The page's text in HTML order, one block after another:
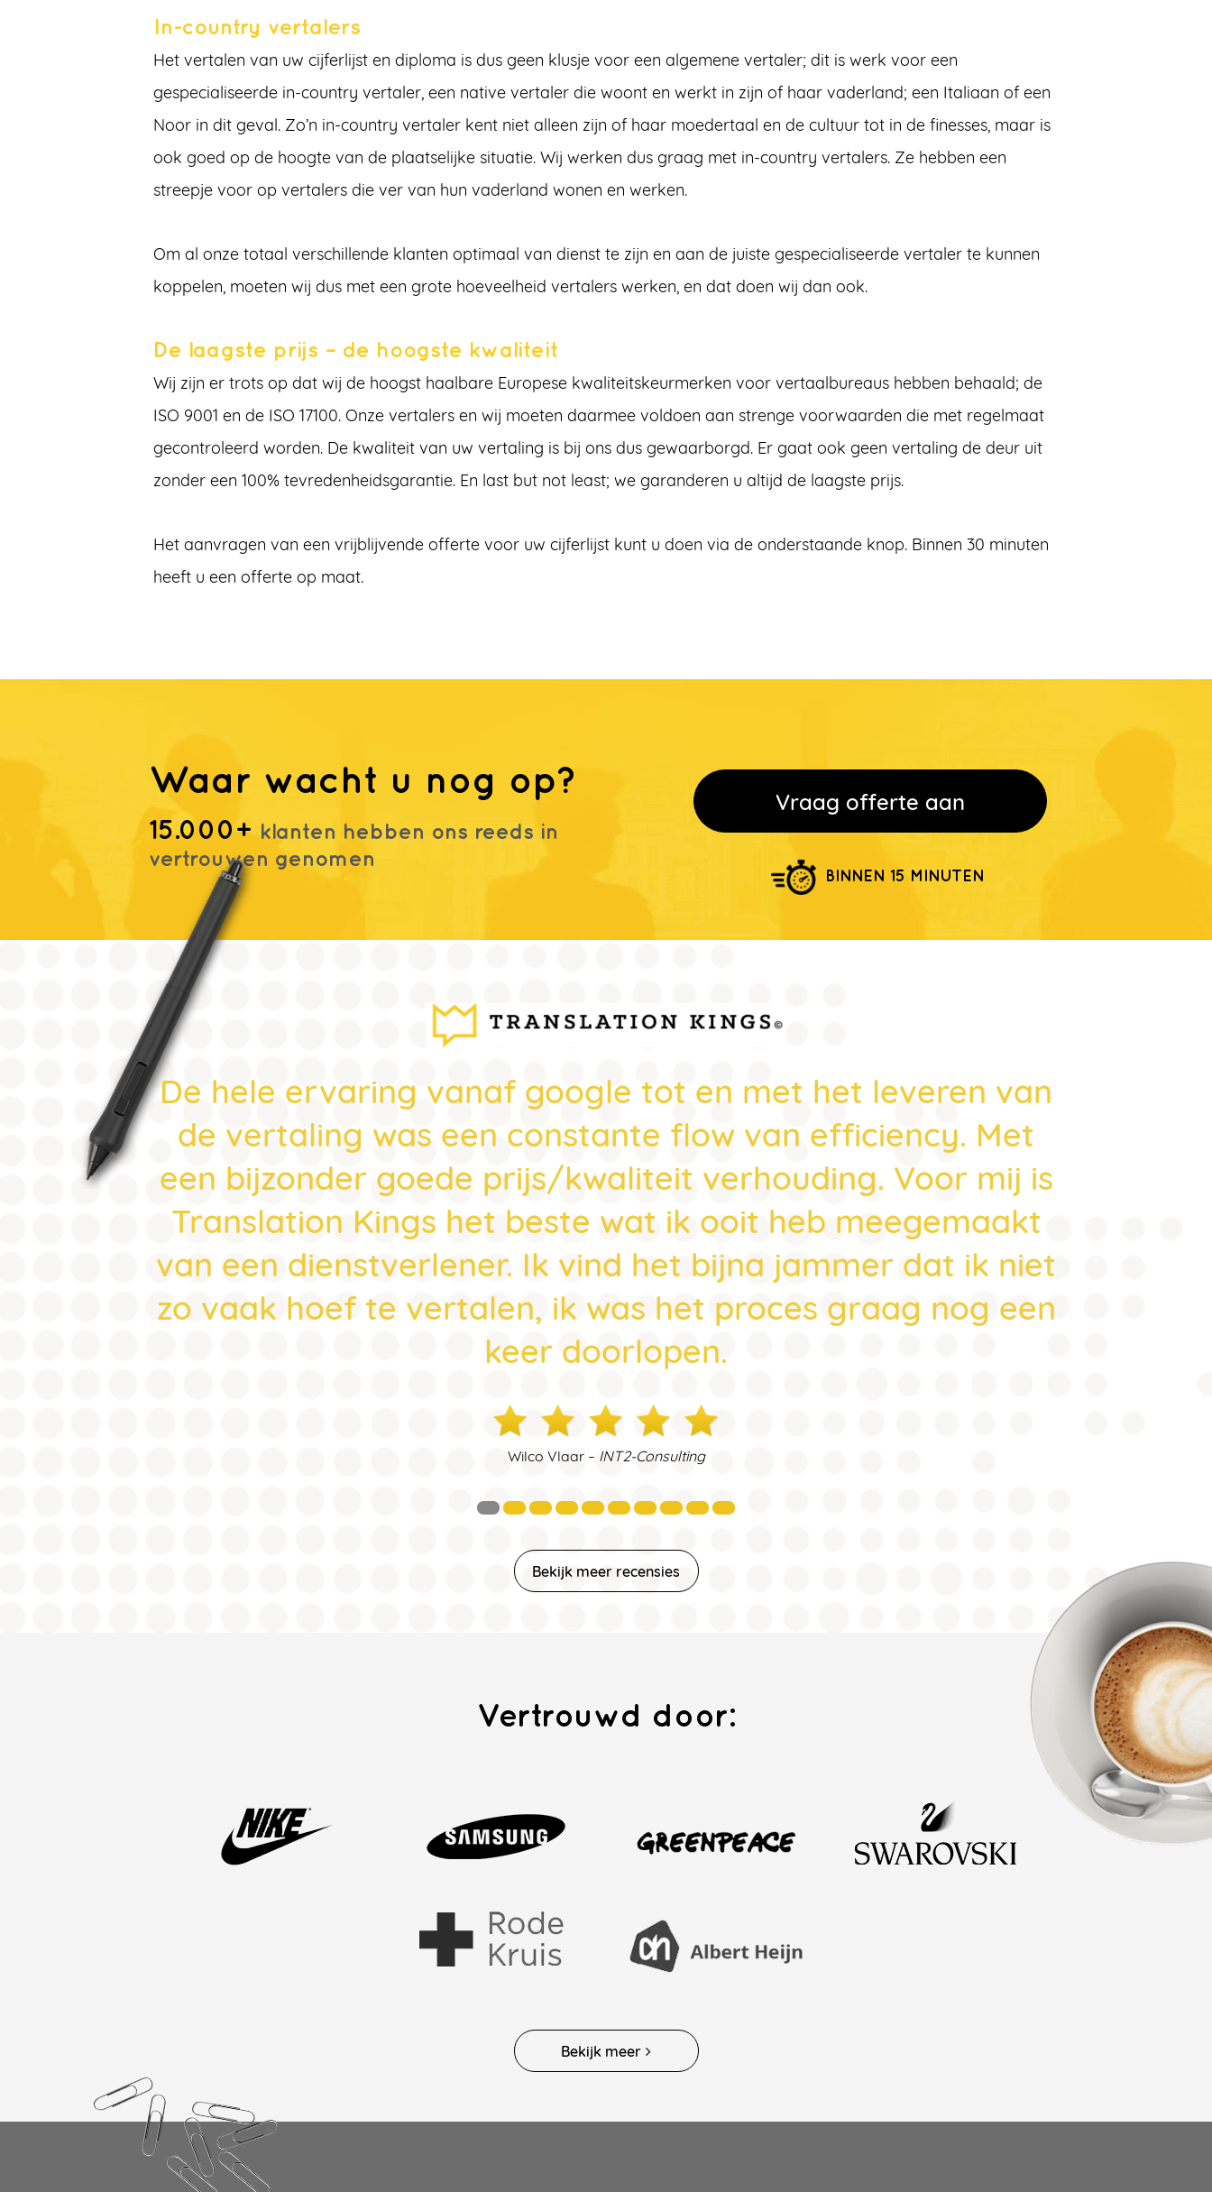
In-country vertalers
Het vertalen van uw cijferlijst en diploma is dus geen klusje voor een algemene vertaler; dit is werk voor een
gespecialiseerde in-country vertaler, een native vertaler die woont en werkt in zijn of haar vaderland; een Italiaan of een
Noor in dit geval. Zo’n in-country vertaler kent niet alleen zijn of haar moedertaal en de cultuur tot in de finesses, maar is
ook goed op de hoogte van de plaatselijke situatie. Wij werken dus graag met in-country vertalers. Ze hebben een
streepje voor op vertalers die ver van hun vaderland wonen en werken.
Om al onze totaal verschillende klanten optimaal van dienst te zijn en aan de juiste gespecialiseerde vertaler te kunnen
koppelen, moeten wij dus met een grote hoeveelheid vertalers werken, en dat doen wij dan ook.
De laagste prijs – de hoogste kwaliteit
Wij zijn er trots op dat wij de hoogst haalbare Europese kwaliteitskeurmerken voor vertaalbureaus hebben behaald; de
ISO 9001 en de ISO 17100. Onze vertalers en wij moeten daarmee voldoen aan strenge voorwaarden die met regelmaat
gecontroleerd worden. De kwaliteit van uw vertaling is bij ons dus gewaarborgd. Er gaat ook geen vertaling de deur uit
zonder een 100% tevredenheidsgarantie. En last but not least; we garanderen u altijd de laagste prijs.
Het aanvragen van een vrijblijvende offerte voor uw cijferlijst kunt u doen via de onderstaande knop. Binnen 30 minuten
heeft u een offerte op maat.
Waar wacht u nog op?
15.000+klanten hebben ons reeds in
vertrouwen genomen
Vraag offerte aan
BINNEN 15 MINUTEN
De hele ervaring vanaf google tot en met het leveren van
de vertaling was een constante flow van efficiency. Met
een bijzonder goede prijs/kwaliteit verhouding. Voor mij is
Translation Kings het beste wat ik ooit heb meegemaakt
van een dienstverlener. Ik vind het bijna jammer dat ik niet
zo vaak hoef te vertalen, ik was het proces graag nog een
keer doorlopen.
Wilco Vlaar – INT2-Consulting
Bekijk meer recensies
Vertrouwd door:
Bekijk meer